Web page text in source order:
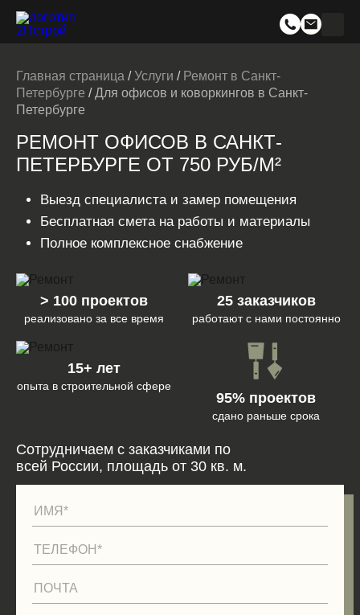
Главная страница /Услуги / Ремонт в Санкт-
Петербурге /Для офисов и коворкингов в Санкт-
Петербурге
РЕМОНТ ОФИСОВ В САНКТ-
ПЕТЕРБУРГЕ ОТ 750 РУБ/М²
Выезд специалиста и замер помещения
Бесплатная смета на работы и материалы
Полное комплексное снабжение
> 100 проектов
реализовано за все время
25 заказчиков
работают с нами постоянно
15+ лет
опыта в строительной сфере
95% проектов
сдано раньше срока
Сотрудничаем с заказчиками по
всей России, площадь от 30 кв. м.